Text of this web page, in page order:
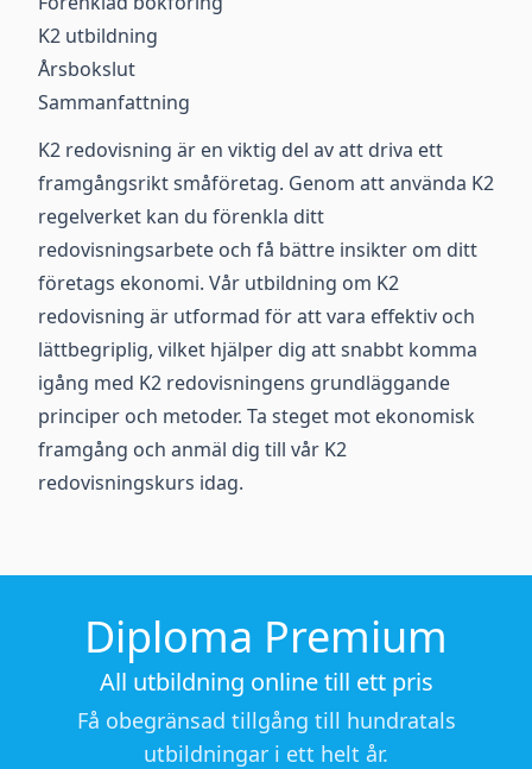
K2 utbildning
Årsbokslut
Sammanfattning
K2 redovisning är en viktig del av att driva ett
framgångsrikt småföretag. Genom att använda K2
regelverket kan du förenkla ditt
redovisningsarbete och få bättre insikter om ditt
företags ekonomi. Vår utbildning om K2
redovisning är utformad för att vara effektiv och
lättbegriplig, vilket hjälper dig att snabbt komma
igång med K2 redovisningens grundläggande
principer och metoder. Ta steget mot ekonomisk
framgång och anmäl dig till vår K2
redovisningskurs idag.
Diploma Premium
All utbildning online till ett pris
Få obegränsad tillgång till hundratals
utbildningar i ett helt år.